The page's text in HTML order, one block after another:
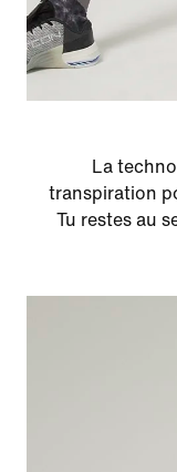
La
transpiration
Tu restes au